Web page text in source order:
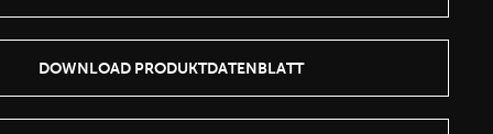
DOWNLOAD PRODUKTDATENBLATT